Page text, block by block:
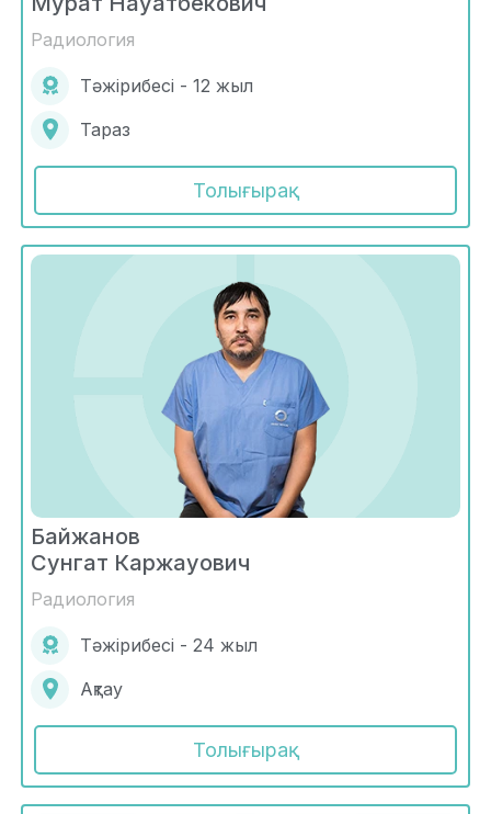
Радиология
Тәжірибесі - 12 жыл
Тараз
Толығырақ
Байжанов
Сунгат Каржауович
Радиология
Тәжірибесі - 24 жыл
Ақтау
Толығырақ